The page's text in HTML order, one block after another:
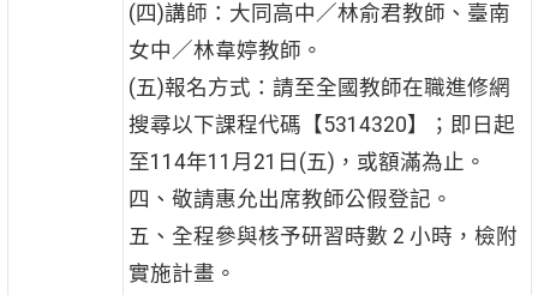
(四)講師：大同高中／林俞君教師、臺南
女中／林韋婷教師。
(五)報名方式：請至全國教師在職進修網
搜尋以下課程代碼【5314320】；即日起
至114年11月21日(五)，或額滿為止。
四、敬請惠允出席教師公假登記。
五、全程參與核予研習時數 2 小時，檢附
實施計畫。